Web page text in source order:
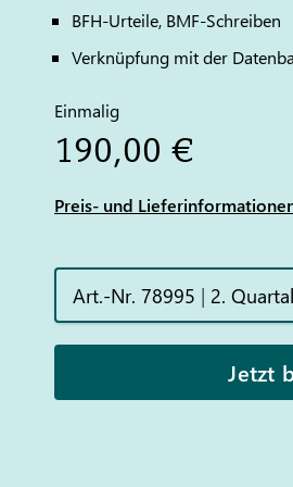
BFH-Urteile, BMF-Schreiben
Verknüpfung mit der
Einmalig
190,00 €
Preis- und
Art.-Nr. 78995 | 2.
Jetzt